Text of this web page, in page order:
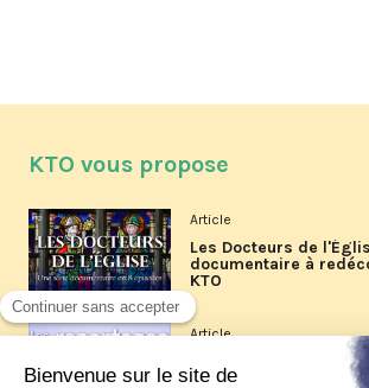
KTO vous propose
Article
Les Docteurs de
documentaire à
KTO
Article
Les reportages d'été